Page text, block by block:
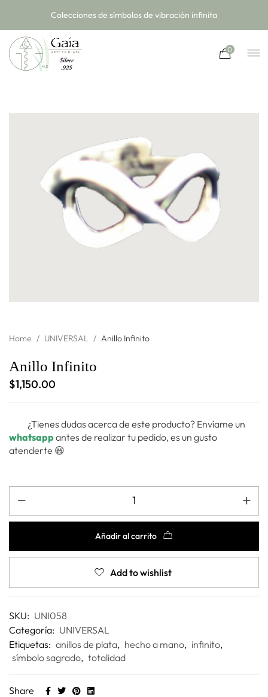
Colecciones de símbolos de vibración infinita
0
Home / UNIVERSAL / Anillo Infinito
Anillo Infinito
$1,150.00
¿Tienes dudas acerca de este producto? Envíame un
whatsapp antes de realizar tu pedido, es un gusto
atenderte 😃
Añadir al carrito
Add to wishlist
SKU: UNI058
Categoría: UNIVERSAL
Etiquetas: anillos de plata, hecho a mano, infinito,
símbolo sagrado, totalidad
Share